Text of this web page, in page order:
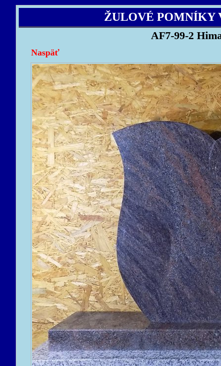
ŽULOVÉ POMNÍKY
AF7-99-2
Naspäť